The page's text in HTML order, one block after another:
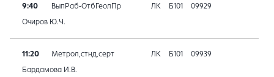
9:40 ВыпРаб-ОтбГеолПр ЛК Б101 09929
Очиров Ю.Ч.
11:20 Метрол,стнд,серт ЛК Б101 09939
Бардамова И.В.